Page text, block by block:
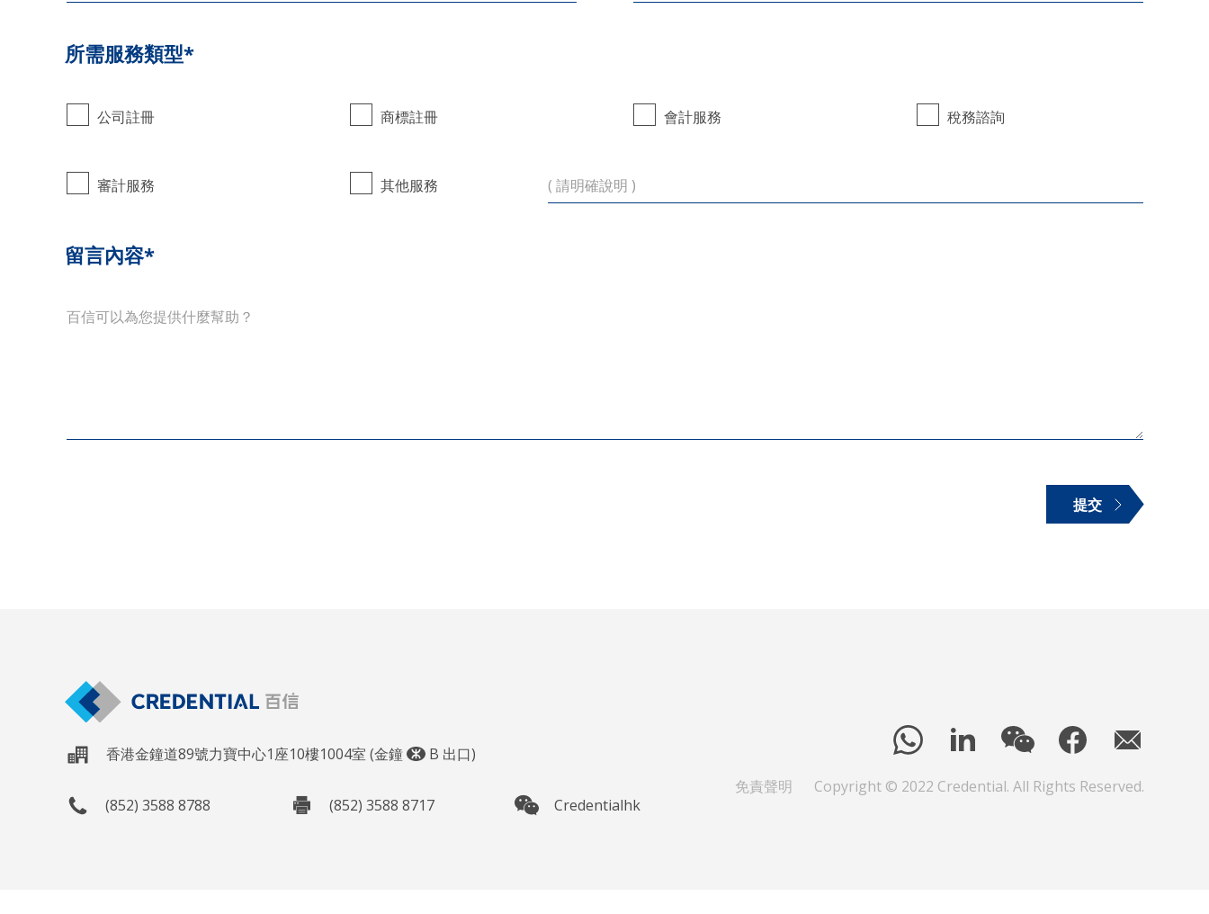
所需服務類型*
公司註冊 商標註冊 會計服務 稅務諮詢
審計服務 其他服務
留言內容*
提交
香港金鐘道89號力寶中心1座10樓1004室 (金鐘 B 出口)
(852) 3588 8788 (852) 3588 8717 Credentialhk
免責聲明 Copyright © 2022 Credential. All Rights Reserved.